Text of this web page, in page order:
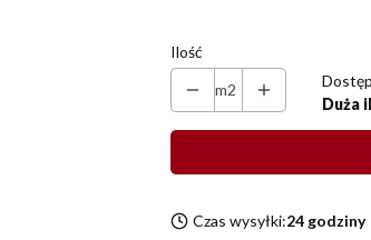
Ilość
m2
Duża
Czas wysyłki:24 godziny